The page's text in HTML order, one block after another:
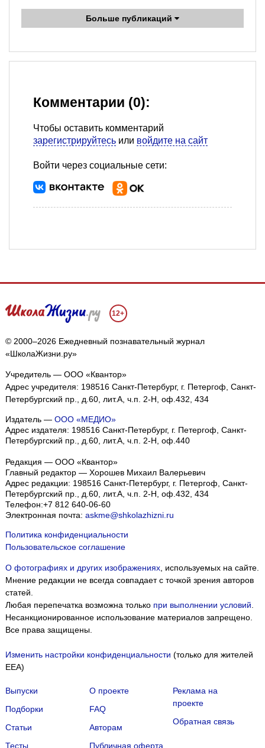
Больше публикаций
Комментарии (0):
Чтобы оставить комментарий
зарегистрируйтесь или войдите на сайт
Войти через социальные сети:
12+
© 2000–2026 Ежедневный познавательный журнал
«ШколаЖизни.ру»
Учредитель — ООО «Квантор»
Адрес учредителя: 198516 Санкт-Петербург, г. Петергоф, Санкт-
Петербургский пр., д.60, лит.А, ч.п. 2-Н, оф.432, 434
Издатель — ООО «МЕДИО»
Адрес издателя: 198516 Санкт-Петербург, г. Петергоф, Санкт-
Петербургский пр., д.60, лит.А, ч.п. 2-Н, оф.440
Редакция — ООО «Квантор»
Главный редактор — Хорошев Михаил Валерьевич
Адрес редакции: 198516 Санкт-Петербург, г. Петергоф, Санкт-
Петербургский пр., д.60, лит.А, ч.п. 2-Н, оф.432, 434
Телефон:+7 812 640-06-60
Электронная почта: askme@shkolazhizni.ru
Политика конфиденциальности
Пользовательское соглашение
О фотографиях и других изображениях, используемых на сайте.
Мнение редакции не всегда совпадает с точкой зрения авторов
статей.
Любая перепечатка возможна только при выполнении условий.
Несанкционированное использование материалов запрещено.
Все права защищены.
Изменить настройки конфиденциальности (только для жителей
EEA)
Выпуски
Подборки
Статьи
Тесты
О проекте
FAQ
Авторам
Публичная оферта
Реклама на
проекте
Обратная связь